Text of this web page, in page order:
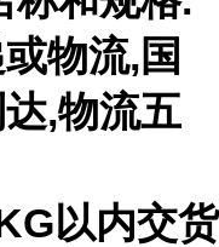
物流,国
,物流五
以内交货